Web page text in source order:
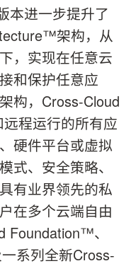
本进一步提升了
架构，从
，实现在任意云
和保护任意应
构，Cross-Cloud
程运行的所有应
硬件平台或虚拟
式、安全策略、
有业界领先的私
在多个云端自由
Foundation™、
系列全新Cross-